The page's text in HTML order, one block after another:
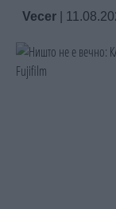
Vecer